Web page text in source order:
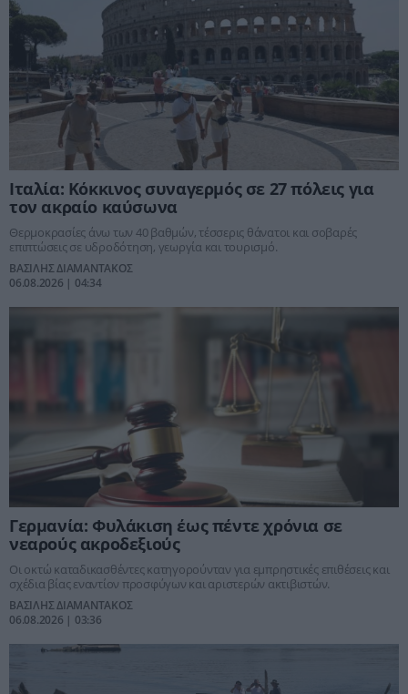
Ιταλία: Κόκκινος συναγερμός σε 27 πόλεις για
τον ακραίο καύσωνα
Θερμοκρασίες άνω των 40 βαθμών, τέσσερις θάνατοι και σοβαρές
επιπτώσεις σε υδροδότηση, γεωργία και τουρισμό.
ΒΑΣΙΛΗΣ ΔΙΑΜΑΝΤΑΚΟΣ
06.08.2026 | 04:34
Γερμανία: Φυλάκιση έως πέντε χρόνια σε
νεαρούς ακροδεξιούς
Οι οκτώ καταδικασθέντες κατηγορούνταν για εμπρηστικές επιθέσεις και
σχέδια βίας εναντίον προσφύγων και αριστερών ακτιβιστών.
ΒΑΣΙΛΗΣ ΔΙΑΜΑΝΤΑΚΟΣ
06.08.2026 | 03:36